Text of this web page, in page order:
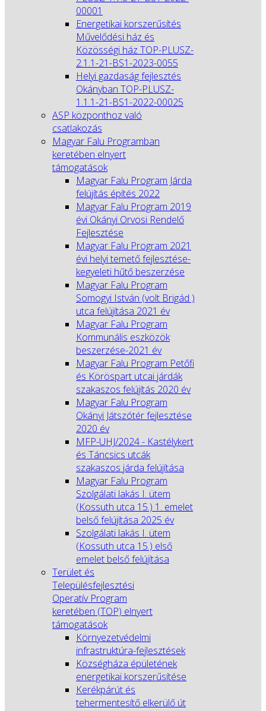
00001
Energetikai korszerűsítés
Művelődési ház és
Közösségi ház TOP-PLUSZ-
2.1.1-21-BS1-2023-0055
Helyi gazdaság fejlesztés
Okányban TOP-PLUSZ-
1.1.1-21-BS1-2022-00025
ASP központhoz való
csatlakozás
Magyar Falu Programban
keretében elnyert
támogatások
Magyar Falu Program Járda
felújítás építés 2022
Magyar Falu Program 2019
évi Okányi Orvosi Rendelő
Fejlesztése
Magyar Falu Program 2021
évi helyi temető fejlesztése-
kegyeleti hűtő beszerzése
Magyar Falu Program
Somogyi István (volt Brigád )
utca felújítása 2021 év
Magyar Falu Program
Kommunális eszközök
beszerzése-2021 év
Magyar Falu Program Petőfi
és Köröspart utcai járdák
szakaszos felújítás 2020 év
Magyar Falu Program
Okányi Játszótér fejlesztése
2020 év
MFP-UHJ/2024 - Kastélykert
és Táncsics utcák
szakaszos járda felújítása
Magyar Falu Program
Szolgálati lakás I. ütem
(Kossuth utca 15.) 1. emelet
belső felújítása 2025 év
Szolgálati lakás I. ütem
(Kossuth utca 15.) első
emelet belső felújítása
Terület és
Településfejlesztési
Operatív Program
keretében (TOP) elnyert
támogatások
Környezetvédelmi
infrastruktúra-fejlesztések
Községháza épületének
energetikai korszerűsítése
Kerékpárút és
tehermentesítő elkerülő út